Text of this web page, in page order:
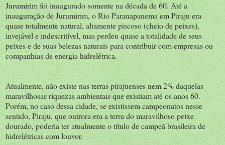
Jurumirim foi inaugurado somente na década de 60. Até a
inauguração de Jurumirim, o Rio Paranapanema em Piraju era
quase totalmente natural, altamente piscoso (cheio de peixes),
invejável e indescritível, mas perdeu quase a totalidade de seus
peixes e de suas belezas naturais para contribuir com empresas ou
companhias de energia hidrelétrica.
Atualmente, não existe nas terras pirajuenses nem 2% daquelas
maravilhosas riquezas ambientais que existiam até os anos 60.
Porém, no caso dessa cidade, se existissem campeonatos nesse
sentido, Piraju, que outrora era a terra do maravilhoso peixe
dourado, poderia ter atualmente o título de campeã brasileira de
hidrelétricas com louvor.